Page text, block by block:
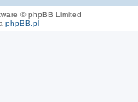
© phpBB Limited
phpBB.pl